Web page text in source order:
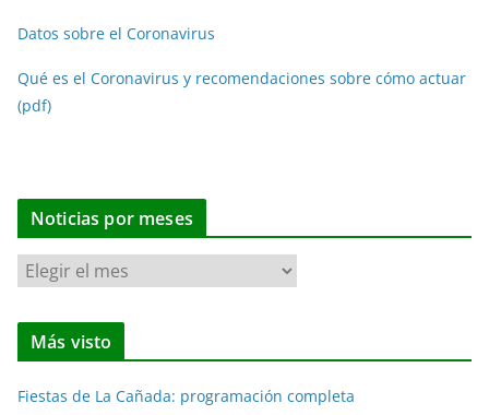
Datos sobre el Coronavirus
Qué es el Coronavirus y recomendaciones sobre cómo actuar
(pdf)
Noticias por meses
N
o
t
i
Más visto
Fiestas de La Cañada: programación completa